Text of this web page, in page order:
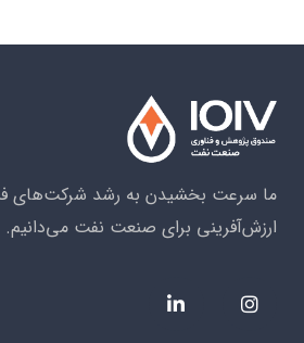
ما سرعت بخشیدن به رشد شرکت‌های
ارزش‌آفرینی برای صنعت نفت می‌دانیم.